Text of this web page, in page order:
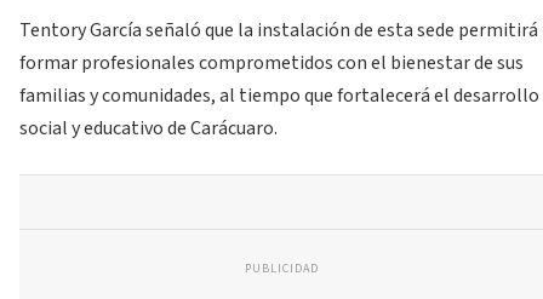
Tentory García señaló que la instalación de esta sede permitirá
formar profesionales comprometidos con el bienestar de sus
familias y comunidades, al tiempo que fortalecerá el desarrollo
social y educativo de Carácuaro.
PUBLICIDAD